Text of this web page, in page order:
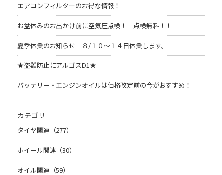
エアコンフィルターのお得な情報！
お盆休みのお出かけ前に空気圧点検！ 点検無料！！
夏季休業のお知らせ ８/１０～１４日休業します。
★盗難防止にアルゴスD1★
バッテリー・エンジンオイルは価格改定前の今がおすすめ！
カテゴリ
タイヤ関連（277）
ホイール関連（30）
オイル関連（59）